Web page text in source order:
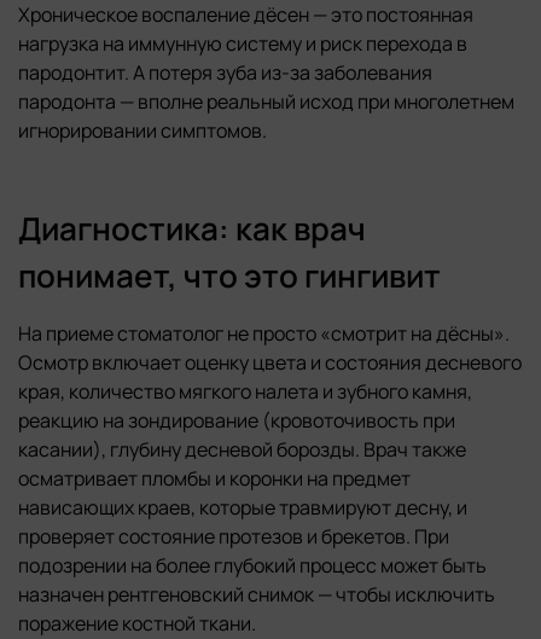
Хроническое воспаление дёсен — это постоянная
нагрузка на иммунную систему и риск перехода в
пародонтит. А потеря зуба из-за заболевания
пародонта — вполне реальный исход при многолетнем
игнорировании симптомов.
Диагностика: как врач
понимает, что это гингивит
На приеме стоматолог не просто «смотрит на дёсны».
Осмотр включает оценку цвета и состояния десневого
края, количество мягкого налета и зубного камня,
реакцию на зондирование (кровоточивость при
касании), глубину десневой борозды. Врач также
осматривает пломбы и коронки на предмет
нависающих краев, которые травмируют десну, и
проверяет состояние протезов и брекетов. При
подозрении на более глубокий процесс может быть
назначен рентгеновский снимок — чтобы исключить
поражение костной ткани.